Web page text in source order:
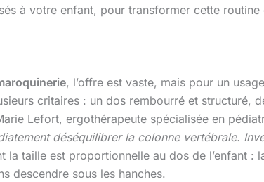
à votre enfant, pour transformer cette
, l’offre est vaste, mais pour un
critaires : un dos rembourré et structuré,
Lefort, ergothérapeute spécialisée en
déséquilibrer la colonne vertébrale.
la taille est proportionnelle au dos de l’enfant :
descendre sous les hanches.